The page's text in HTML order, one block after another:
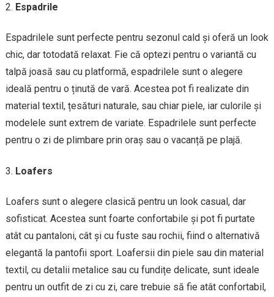
Espadrile
Espadrilele sunt perfecte pentru sezonul cald și oferă un look
chic, dar totodată relaxat. Fie că optezi pentru o variantă cu
talpă joasă sau cu platformă, espadrilele sunt o alegere
ideală pentru o ținută de vară. Acestea pot fi realizate din
material textil, țesături naturale, sau chiar piele, iar culorile și
modelele sunt extrem de variate. Espadrilele sunt perfecte
pentru o zi de plimbare prin oraș sau o vacanță pe plajă.
Loafers
Loafers sunt o alegere clasică pentru un look casual, dar
sofisticat. Acestea sunt foarte confortabile și pot fi purtate
atât cu pantaloni, cât și cu fuste sau rochii, fiind o alternativă
elegantă la pantofii sport. Loafersii din piele sau din material
textil, cu detalii metalice sau cu fundițe delicate, sunt ideale
pentru un outfit de zi cu zi, care trebuie să fie atât confortabil,